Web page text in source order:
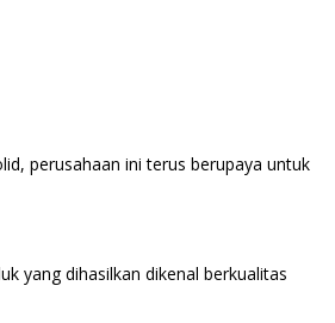
perusahaan ini terus berupaya untuk
yang dihasilkan dikenal berkualitas